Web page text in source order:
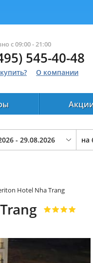
с 09:00 - 21:00
545-40-48
О компании
на
Hotel Nha Trang